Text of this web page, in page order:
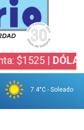
|DÓLAR
7.4°C - Soleado